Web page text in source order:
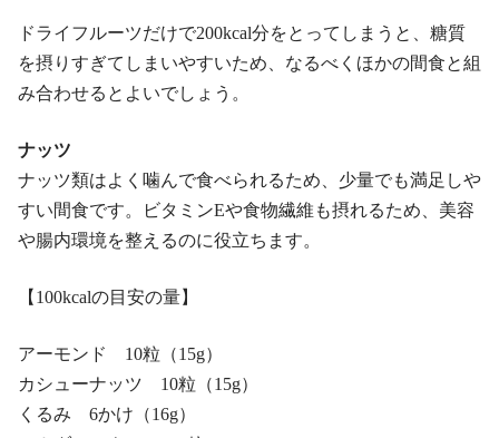
ドライフルーツだけで200kcal分をとってしまうと、糖質
を摂りすぎてしまいやすいため、なるべくほかの間食と組
み合わせるとよいでしょう。
ナッツ
ナッツ類はよく噛んで食べられるため、少量でも満足しや
すい間食です。ビタミンEや食物繊維も摂れるため、美容
や腸内環境を整えるのに役立ちます。
【100kcalの目安の量】
アーモンド 10粒（15g）
カシューナッツ 10粒（15g）
くるみ 6かけ（16g）